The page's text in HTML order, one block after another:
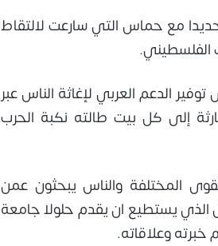
مع حماس التي سارعت لالتقاط
الفلسطيني.
الدعم العربي لإغاثة الناس عبر
إلى كل بيت طالته نكبة الحرب
المختلفة والناس يبحثون عمن
الذي يستطيع ان يقدم حلولا جامعة
وعلاقاته.